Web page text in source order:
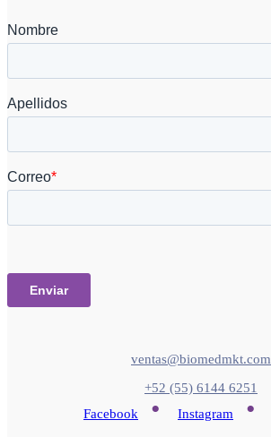
ventas@biomedmkt.com
+52 (55) 6144 6251
Facebook
• Instagram •